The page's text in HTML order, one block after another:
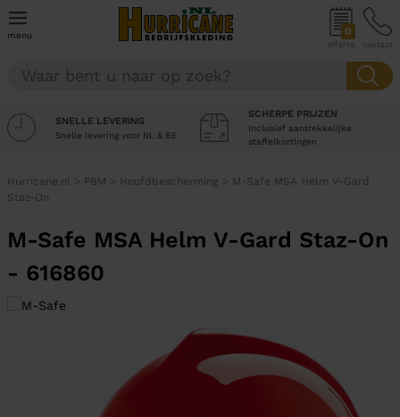
menu 0
offerte contact
SNELLE LEVERING
Snelle levering voor NL & BE
SCHERPE PRIJZEN
Inclusief aantrekkelijke
staffelkortingen
Hurricane.nl > PBM > Hoofdbescherming > M-Safe MSA Helm V-Gard
Staz-On
M-Safe MSA Helm V-Gard Staz-On
- 616860